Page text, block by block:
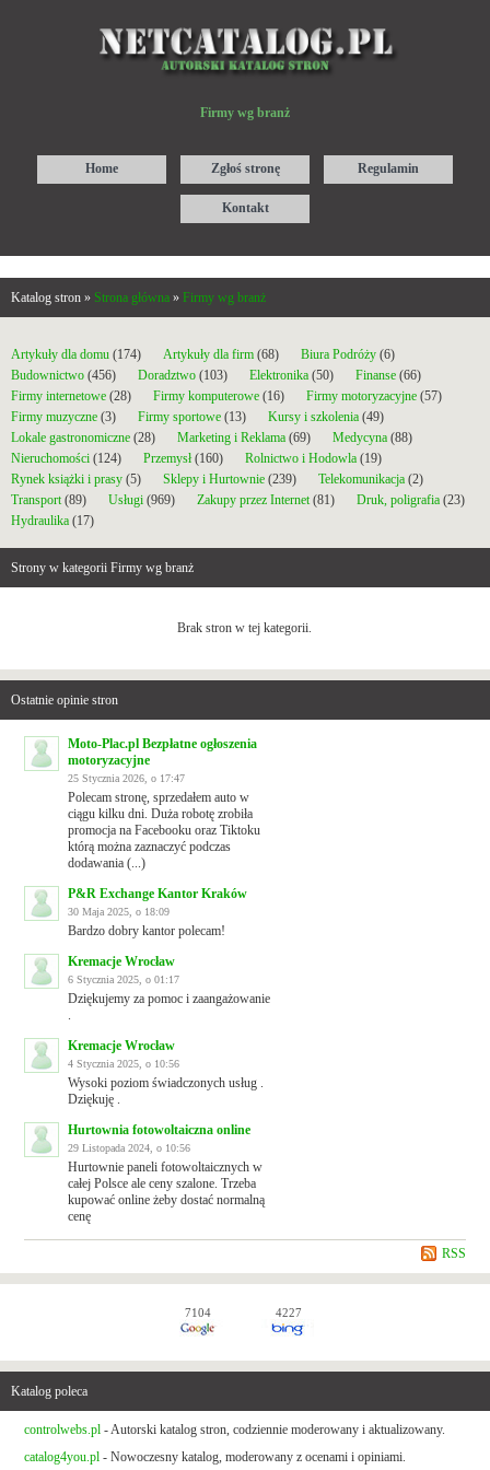
Firmy wg branż
Home Zgłoś stronę Regulamin
Kontakt
Katalog stron » Strona główna » Firmy wg branż
Artykuły dla domu (174) Artykuły dla firm (68) Biura Podróży (6)
Budownictwo (456) Doradztwo (103) Elektronika (50) Finanse (66)
Firmy internetowe (28) Firmy komputerowe (16) Firmy motoryzacyjne (57)
Firmy muzyczne (3) Firmy sportowe (13) Kursy i szkolenia (49)
Lokale gastronomiczne (28) Marketing i Reklama (69) Medycyna (88)
Nieruchomości (124) Przemysł(160) Rolnictwo i Hodowla (19)
Rynek książki i prasy (5) Sklepy i Hurtownie (239) Telekomunikacja (2)
Transport (89) Usługi (969) Zakupy przez Internet (81) Druk, poligrafia (23)
Hydraulika (17)
Strony w kategorii Firmy wg branż
Brak stron w tej kategorii.
Ostatnie opinie stron
Moto-Plac.pl Bezpłatne ogłoszenia
motoryzacyjne
25 Stycznia 2026, o 17:47
Polecam stronę, sprzedałem auto w
ciągu kilku dni. Duża robotę zrobiła
promocja na Facebooku oraz Tiktoku
którą można zaznaczyć podczas
dodawania (...)
P&R Exchange Kantor Kraków
30 Maja 2025, o 18:09
Bardzo dobry kantor polecam!
Kremacje Wrocław
6 Stycznia 2025, o 01:17
Dziękujemy za pomoc i zaangażowanie
Kremacje Wrocław
4 Stycznia 2025, o 10:56
Wysoki poziom świadczonych usług .
Dziękuję .
Hurtownia fotowoltaiczna online
29 Listopada 2024, o 10:56
Hurtownie paneli fotowoltaicznych w
całej Polsce ale ceny szalone. Trzeba
kupować online żeby dostać normalną
cenę
RSS
7104 4227
Katalog poleca
controlwebs.pl - Autorski katalog stron, codziennie moderowany i aktualizowany.
catalog4you.pl - Nowoczesny katalog, moderowany z ocenami i opiniami.